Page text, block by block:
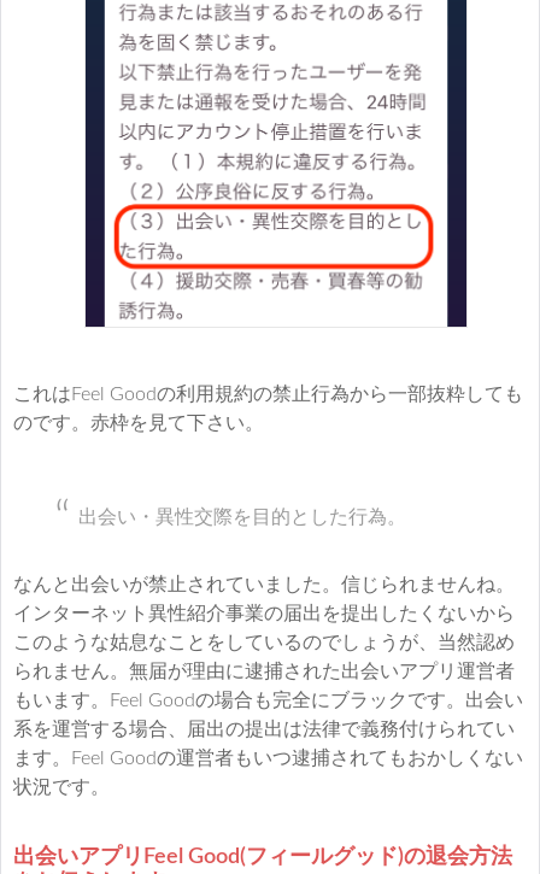
これはFeel Goodの利用規約の禁止行為から一部抜粋しても
のです。赤枠を見て下さい。
出会い・異性交際を目的とした行為。
なんと出会いが禁止されていました。信じられませんね。
インターネット異性紹介事業の届出を提出したくないから
このような姑息なことをしているのでしょうが、当然認め
られません。無届が理由に逮捕された出会いアプリ運営者
もいます。Feel Goodの場合も完全にブラックです。出会い
系を運営する場合、届出の提出は法律で義務付けられてい
ます。Feel Goodの運営者もいつ逮捕されてもおかしくない
状況です。
出会いアプリFeel Good(フィールグッド)の退会方法